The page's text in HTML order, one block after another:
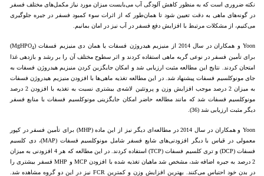
نکته ضروری است که به منظور کاهش آلودگی آب می‌بایست میزان مورد نیاز مکمل‌های مختلف فسفر
در گونه‌های ماهی به دقت تعیین شود تا همان‌طور که از اثرات سوء کمبود فسفر در جیره جلوگیری
می‌کنیم، از مشکلات مرتبط با افزایش دفع فسفر در آب نیز در امان بمانیم.
Yoon و همکاران در سال 2014 از منیزیم هیدروژن فسفات یا همان دی منیزیم فسفات (MgHPO 4
)
برای تأمین فسفر در نوعی گربه ماهی استفاده کردند و اثر سطوح مختلف آن را بر رشد و بازدهی غذا
امتحان کردند. نتایج این مطالعه مثبت ارزیابی شد و امکان جایگزین کردن منیزیم هیدروژن فسفات به
جای مونوکلسیم فسفات پیشنهاد شد. در این مطالعه تغذیه ماهی‌ها با افزودن منیزیم هیدروژن فسفات
به میزان 2 درصد موجب افزایش وزن و پروتئین لاشه‌ی بیشتری نسبت به تغذیه با افزودن 2 درصد
مونوکلسیم فسفات شد که مانند مطالعه حاضر امکان جایگزینی مونوکلسیم فسفات با منابع فسفر
دیگر مثبت ارزیابی شد (36).
Yoon و همکاران در سال 2014 در مطالعه‌ای دیگر نیز از این ماده (MHP) برای تأمین فسفر در کپور
معمولی در قیاس با دیگر افزودنی‌های شایع فسفر شامل مونوکلسیم فسفات (MAP)، دی کلسیم
فسفات (DCP) و تری کلسیم فسفات (TCP) استفاده کردند. در این مطالعه که هر 4 افزودنی به میزان
2 درصد به جیره اضافه شد، مشخص شد ماهیان تغذیه شده با افزودن MCP و MHP فسفر بیشتری را
در بدن خود احتباس می‌کنند. بهترین افزایش وزن و کمترین FCR نیز در این دو گروه مشاهده شد.